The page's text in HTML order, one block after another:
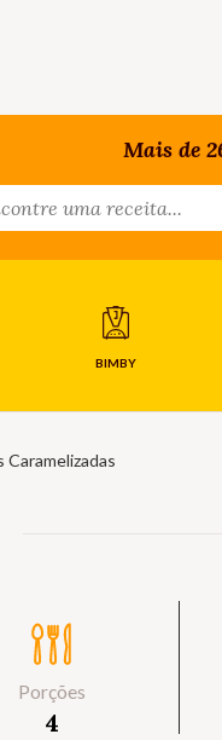
Mais de
BIMBY
Caramelizadas
Porções
4